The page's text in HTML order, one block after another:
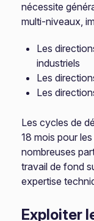
nécessite
multi-niveaux,
Les
industriels
Les
Les
Les cycles de
18 mois pour
nombreuses
travail de fond
expertise
Exploiter